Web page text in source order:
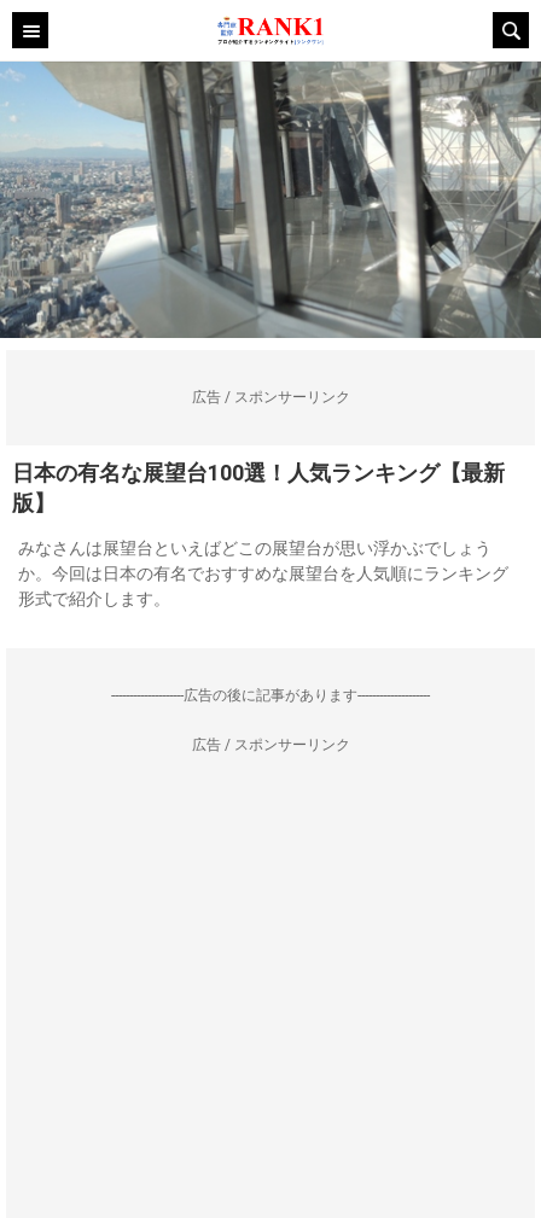
広告 / スポンサーリンク
日本の有名な展望台100選！人気ランキング【最新
版】
みなさんは展望台といえばどこの展望台が思い浮かぶでしょう
か。今回は日本の有名でおすすめな展望台を人気順にランキング
形式で紹介します。
--------------------広告の後に記事があります--------------------
広告 / スポンサーリンク